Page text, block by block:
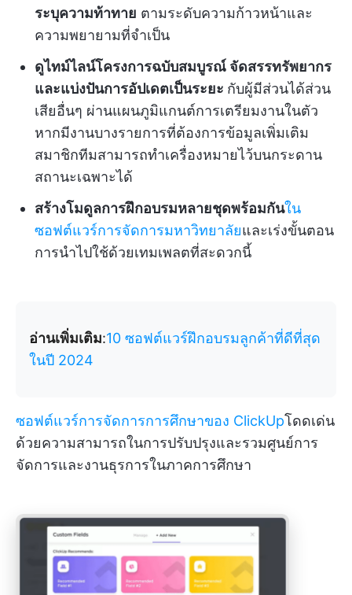
ระบุความท้าทาย ตามระดับความก้าวหน้าและ
ความพยายามที่จำเป็น
ดูไทม์ไลน์โครงการฉบับสมบูรณ์ จัดสรรทรัพยากร
และแบ่งปันการอัปเดตเป็นระยะ กับผู้มีส่วนได้ส่วน
เสียอื่นๆ ผ่านแผนภูมิแกนต์การเตรียมงานในตัว
หากมีงานบางรายการที่ต้องการข้อมูลเพิ่มเติม
สมาชิกทีมสามารถทำเครื่องหมายไว้บนกระดาน
สถานะเฉพาะได้
สร้างโมดูลการฝึกอบรมหลายชุดพร้อมกันใน
ซอฟต์แวร์การจัดการมหาวิทยาลัยและเร่งขั้นตอน
การนำไปใช้ด้วยเทมเพลตที่สะดวกนี้
อ่านเพิ่มเติม:10 ซอฟต์แวร์ฝึกอบรมลูกค้าที่ดีที่สุด
ในปี 2024
ซอฟต์แวร์การจัดการการศึกษาของ ClickUpโดดเด่น
ด้วยความสามารถในการปรับปรุงและรวมศูนย์การ
จัดการและงานธุรการในภาคการศึกษา